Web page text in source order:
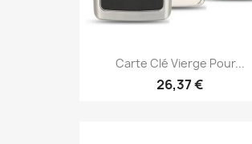
Carte Clé Vierge Pour...
26,37 €